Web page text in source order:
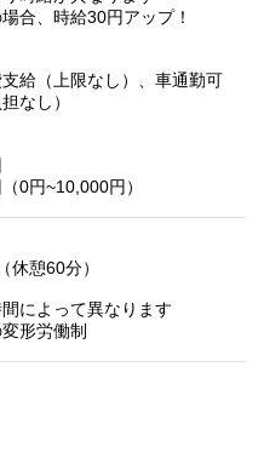
合、時給30円アップ！
給（上限なし）、車通勤可
なし）
0円~10,000円）
休憩60分）
によって異なります
形労働制